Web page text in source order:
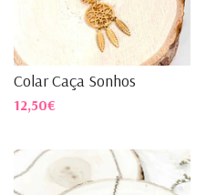
Colar Caça Sonhos
12,50€